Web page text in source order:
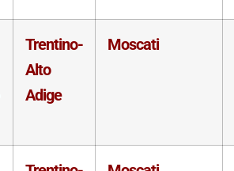
Trentino-
Alto
Adige
Moscati